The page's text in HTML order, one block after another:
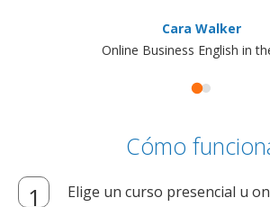
Cara Walker
Online Business English in
Cómo
Elige un curso presencial u